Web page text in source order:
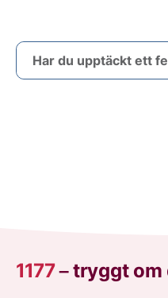
Har du upptäckt ett
1177–tryggt om